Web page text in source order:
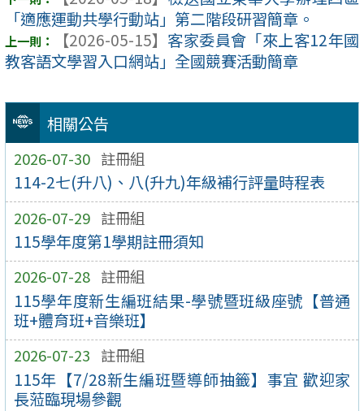
相關公告
2026-07-30 註冊組
114-2七(升八)、八(升九)年級補行評量時程表
2026-07-29 註冊組
115學年度第1學期註冊須知
2026-07-28 註冊組
115學年度新生編班結果-學號暨班級座號【普通
班+體育班+音樂班】
2026-07-23 註冊組
115年【7/28新生編班暨導師抽籤】事宜 歡迎家
長蒞臨現場參觀
「適應運動共學行動站」第二階段研習簡章。
【2026-05-15】 客家委員會「來上客12年國
教客語文學習入口網站」全國競賽活動簡章